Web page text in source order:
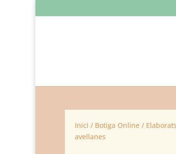
Inici / Botiga Online / Elaborats
avellanes